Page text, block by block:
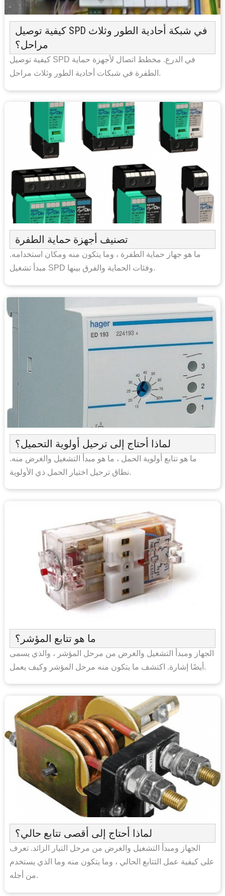
كيفية توصيل SPD في شبكة أحادية الطور وثلاث
مراحل؟
كيفية توصيل SPD في الدرع. مخطط اتصال لأجهزة حماية
الطفرة في شبكات أحادية الطور وثلاث مراحل.
تصنيف أجهزة حماية الطفرة
ما هو جهاز حماية الطفرة ، وما يتكون منه ومكان استخدامه.
مبدأ تشغيل SPD وفئات الحماية والفرق بينها.
لماذا أحتاج إلى ترحيل أولوية التحميل؟
ما هو تتابع أولوية الحمل ، ما هو مبدأ التشغيل والغرض منه.
نطاق ترحيل اختيار الحمل ذي الأولوية.
ما هو تتابع المؤشر؟
الجهاز ومبدأ التشغيل والغرض من مرحل المؤشر ، والذي يسمى
أيضًا إشارة. اكتشف ما يتكون منه مرحل المؤشر وكيف يعمل.
لماذا أحتاج إلى أقصى تتابع حالي؟
الجهاز ومبدأ التشغيل والغرض من مرحل التيار الزائد. تعرف
على كيفية عمل التتابع الحالي ، وما يتكون منه وما الذي يستخدم
من أجله.